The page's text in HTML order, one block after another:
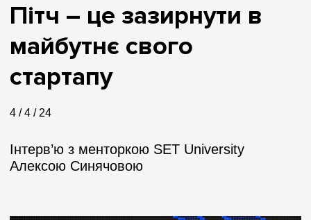
Пітч – це зазирнути в
майбутнє свого
стартапу
4 / 4 / 24
Інтерв’ю з менторкою SET University
Алексою Синячовою